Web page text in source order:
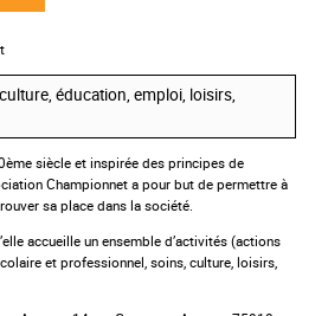
éducation, emploi, loisirs,
siècle et inspirée des principes de
Championnet a pour but de permettre à
sa place dans la société.
accueille un ensemble d’activités (actions
et professionnel, soins, culture, loisirs,